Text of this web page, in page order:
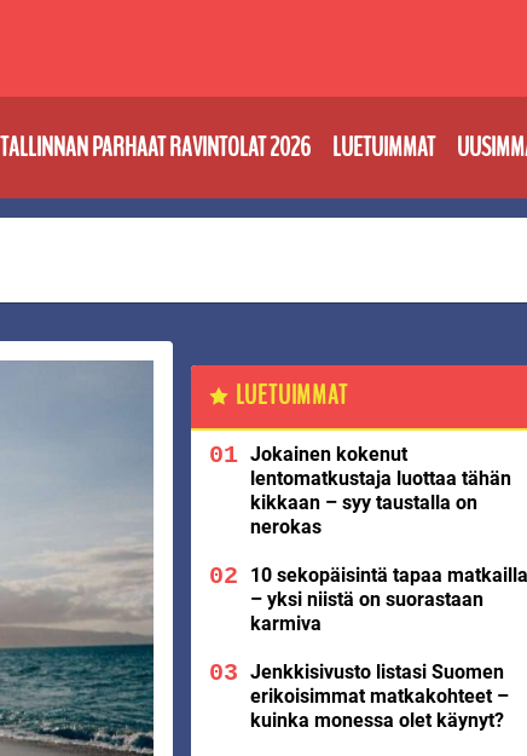
TALLINNAN PARHAAT RAVINTOLAT 2026 LUETUIMMAT
LUETUIMMAT
Jokainen kokenut
lentomatkustaja luottaa tähän
kikkaan – syy taustalla on
nerokas
10 sekopäisintä tapaa matkailla
– yksi niistä on suorastaan
karmiva
Jenkkisivusto listasi Suomen
erikoisimmat matkakohteet –
kuinka monessa olet käynyt?